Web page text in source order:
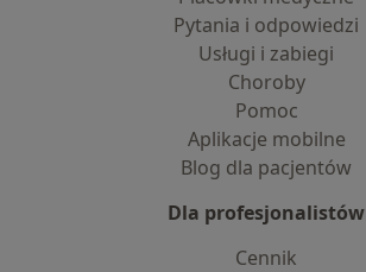
Pytania i odpowiedzi
Usługi i zabiegi
Choroby
Pomoc
Aplikacje mobilne
Blog dla pacjentów
Dla profesjonalistów
Cennik